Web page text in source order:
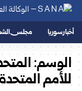
أخبار سوريا مجلس
الوسم:
للأمم المتحدة